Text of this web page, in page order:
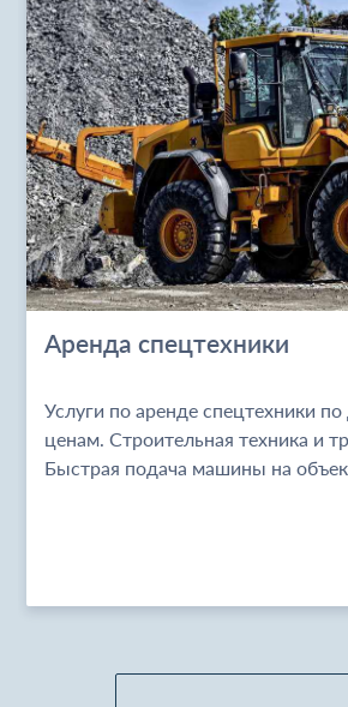
Аренда спецтехники
Услуги по аренде спецтехники
ценам. Строительная техника и
Быстрая подача машины на